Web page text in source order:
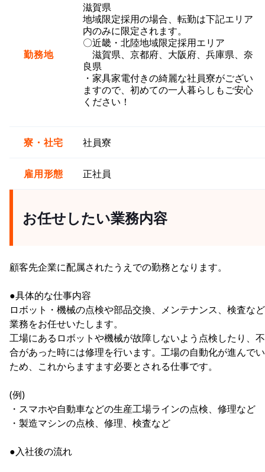
勤務地
滋賀県
地域限定採用の場合、転勤は下記エリア
内のみに限定されます。
〇近畿・北陸地域限定採用エリア
滋賀県、京都府、大阪府、兵庫県、奈
良県
・家具家電付きの綺麗な社員寮がござい
ますので、初めての一人暮らしもご安心
ください！
寮・社宅 社員寮
雇用形態 正社員
お任せしたい業務内容
顧客先企業に配属されたうえでの勤務となります。
●具体的な仕事内容
ロボット・機械の点検や部品交換、メンテナンス、検査な
業務をお任せいたします。
工場にあるロボットや機械が故障しないよう点検したり、
合があった時には修理を行います。工場の自動化が進んで
ため、これからますます必要とされる仕事です。
(例)
・スマホや自動車などの生産工場ラインの点検、修理など
・製造マシンの点検、修理、検査など
●入社後の流れ